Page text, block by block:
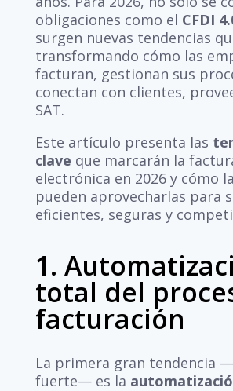
obligaciones como el CFDI
surgen nuevas tendencias
transformando cómo las
facturan, gestionan sus
conectan con clientes,
SAT.
Este artículo presenta las
clave que marcarán la
electrónica en 2026 y cómo
pueden aprovecharlas para
eficientes, seguras y
1.
total del
facturación
La primera gran tendencia
fuerte— es la